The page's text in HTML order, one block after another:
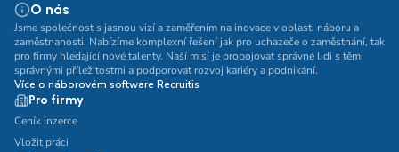
O nás
Jsme společnost s jasnou vizí a zaměřením na inovace v oblasti náboru a
zaměstnanosti. Nabízíme komplexní řešení jak pro uchazeče o zaměstnání, tak
pro firmy hledající nové talenty. Naší misí je propojovat správné lidi s těmi
správnými příležitostmi a podporovat rozvoj kariéry a podnikání.
Více o náborovém software Recruitis
Pro firmy
Ceník inzerce
Vložit práci